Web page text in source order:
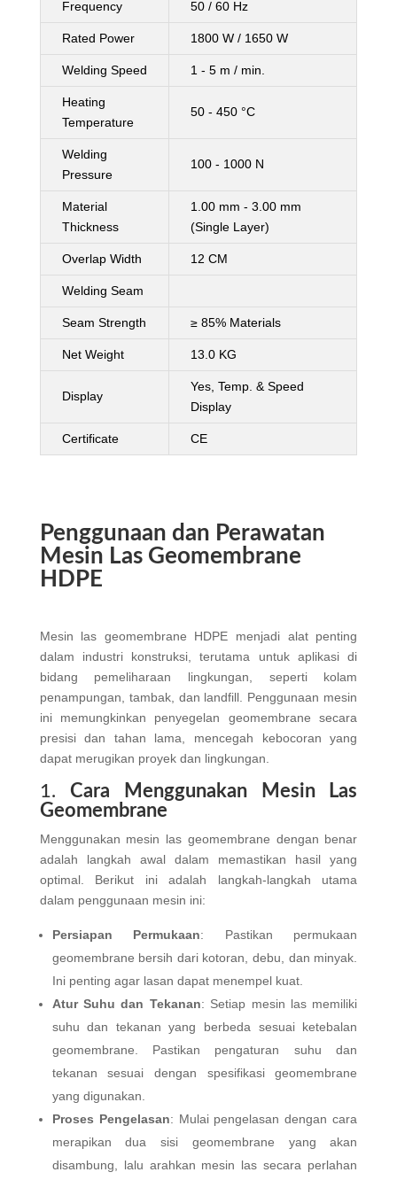
Frequency 50 / 60 Hz
Rated Power 1800 W / 1650 W
Welding Speed 1 - 5 m / min.
Heating
Temperature
50 - 450 °C
Welding
Pressure
100 - 1000 N
Material
Thickness
1.00 mm - 3.00 mm
(Single Layer)
Overlap Width 12 CM
Welding Seam
Seam Strength ≥ 85% Materials
Net Weight 13.0 KG
Display
Yes, Temp. & Speed
Display
Certificate CE
Penggunaan dan Perawatan
Mesin Las Geomembrane
HDPE
Mesin las geomembrane HDPE menjadi alat penting
dalam industri konstruksi, terutama untuk aplikasi di
bidang pemeliharaan lingkungan, seperti kolam
penampungan, tambak, dan landfill. Penggunaan mesin
ini memungkinkan penyegelan geomembrane secara
presisi dan tahan lama, mencegah kebocoran yang
dapat merugikan proyek dan lingkungan.
1.Cara Menggunakan Mesin Las
Geomembrane
Menggunakan mesin las geomembrane dengan benar
adalah langkah awal dalam memastikan hasil yang
optimal. Berikut ini adalah langkah-langkah utama
dalam penggunaan mesin ini:
Persiapan Permukaan: Pastikan permukaan
geomembrane bersih dari kotoran, debu, dan minyak.
Ini penting agar lasan dapat menempel kuat.
Atur Suhu dan Tekanan: Setiap mesin las memiliki
suhu dan tekanan yang berbeda sesuai ketebalan
geomembrane. Pastikan pengaturan suhu dan
tekanan sesuai dengan spesifikasi geomembrane
yang digunakan.
Proses Pengelasan: Mulai pengelasan dengan cara
merapikan dua sisi geomembrane yang akan
disambung, lalu arahkan mesin las secara perlahan